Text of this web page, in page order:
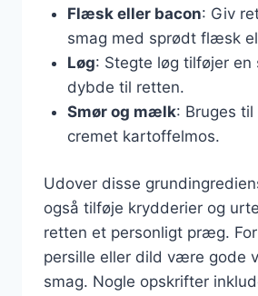
Flæsk eller bacon: Giv
smag med sprødt flæsk
Løg: Stegte løg tilføjer en
dybde til retten.
Smør og mælk: Bruges til
cremet kartoffelmos.
Udover disse
også tilføje krydderier og
retten et personligt præg.
persille eller dild være gode
smag. Nogle opskrifter